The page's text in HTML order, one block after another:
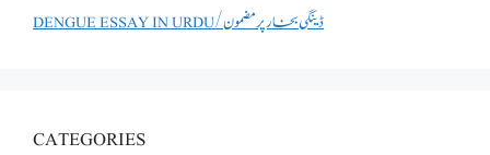
DENGUE ESSAY IN URDU/ڈینگی بخار پر مضمون
CATEGORIES